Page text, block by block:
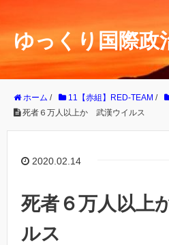
ゆっくり国際政
ホーム / 11【赤組】RED-TEAM /
死者６万人以上か 武漢ウイルス
2020.02.14
死者６万人以上
ルス